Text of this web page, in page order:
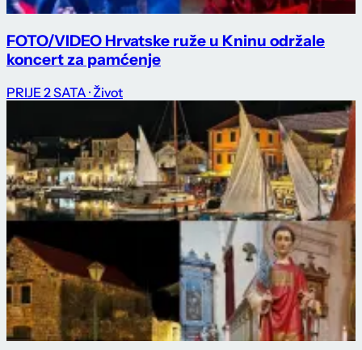
FOTO/VIDEO Hrvatske ruže u Kninu održale
koncert za pamćenje
PRIJE 2 SATA · Život